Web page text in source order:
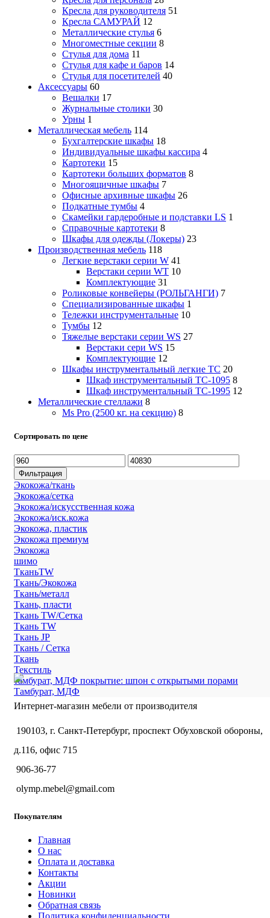
Кресла для руководителя 51
Кресла САМУРАЙ 12
Металлические стулья 6
Многоместные секции 8
Стулья для дома 11
Стулья для кафе и баров 14
Стулья для посетителей 40
Аксессуары 60
Вешалки 17
Журнальные столики 30
Урны 1
Металлическая мебель 114
Бухгалтерские шкафы 18
Индивидуальные шкафы кассира 4
Картотеки 15
Картотеки больших форматов 8
Многоящичные шкафы 7
Офисные архивные шкафы 26
Подкатные тумбы 4
Скамейки гардеробные и подставки LS 1
Справочные картотеки 8
Шкафы для одежды (Локеры) 23
Производственная мебель 118
Легкие верстаки серии W 41
Верстаки серии WT 10
Комплектующие 31
Роликовые конвейеры (РОЛЬГАНГИ) 7
Специализированные шкафы 1
Тележки инструментальные 10
Тумбы 12
Тяжелые верстаки серии WS 27
Верстаки сери WS 15
Комплектующие 12
Шкафы инструментальный легкие ТС 20
Шкаф инструментальный TC-1095 8
Шкаф инструментальный TC-1995 12
Металлические стеллажи 8
Ms Pro (2500 кг. на секцию) 8
Сортировать по цене
Минимальная
цена
Максимальная
цена
Фильтрация
Экокожа/ткань
Экокожа/сетка
Экокожа/искусственная кожа
Экокожа/иск.кожа
Экокожа, пластик
Экокожа премиум
Экокожа
шимо
ТканьTW
Ткань/Экокожа
Ткань/металл
Ткань, пласти
Ткань TW/Сетка
Ткань TW
Ткань JP
Ткань / Сетка
Ткань
Текстиль
тамбурат, МДФ покрытие: шпон с открытыми порами
Тамбурат, МДФ
Интернет-магазин мебели от производителя
190103, г. Санкт-Петербург, проспект Обуховской обороны,
д.116, офис 715
906-36-77
olymp.mebel@gmail.com
Покупателям
Главная
О нас
Оплата и доставка
Контакты
Акции
Новинки
Обратная связь